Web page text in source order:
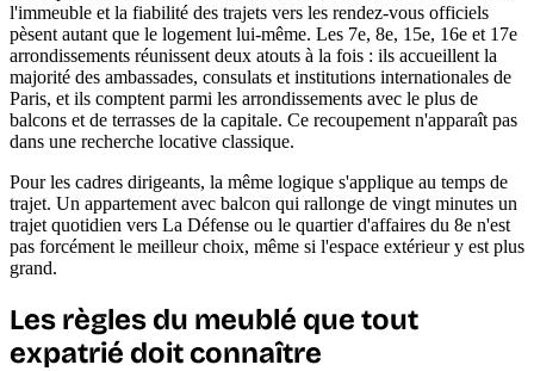
l'immeuble et la fiabilité des trajets vers les rendez-vous officiels
pèsent autant que le logement lui-même. Les 7e, 8e, 15e, 16e et 17e
arrondissements réunissent deux atouts à la fois : ils accueillent la
majorité des ambassades, consulats et institutions internationales de
Paris, et ils comptent parmi les arrondissements avec le plus de
balcons et de terrasses de la capitale. Ce recoupement n'apparaît pas
dans une recherche locative classique.
Pour les cadres dirigeants, la même logique s'applique au temps de
trajet. Un appartement avec balcon qui rallonge de vingt minutes un
trajet quotidien vers La Défense ou le quartier d'affaires du 8e n'est
pas forcément le meilleur choix, même si l'espace extérieur y est plus
grand.
Les règles du meublé que tout
expatrié doit connaître